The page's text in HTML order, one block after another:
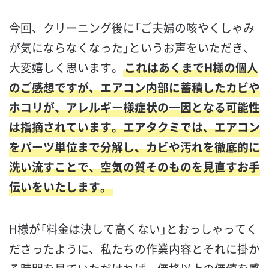
今回、クリーニング後に「ご夫婦の咳やくしゃみ
が気にならなくなった」というお声をいただき、
大変嬉しく思います。 これはあくまでH様の個人
のご感想ですが、エアコン内部に蓄積したカビや
ホコリが、アレルギー様症状の一因となる可能性
は指摘されています。エアタクミでは、エアコン
をパーツ単位まで分解し、カビや汚れを徹底的に
洗い流すことで、空気の質そのものを見直すお手
伝いをいたします。
H様が「料金は決して高くない」とおっしゃってく
ださったように、私たちの作業内容とそれに掛か